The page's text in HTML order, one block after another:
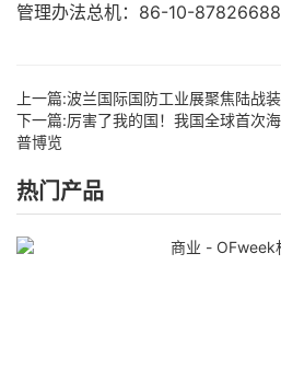
管理办法总机：86-10-87826688
上一篇:波兰国际国防工业展聚焦陆战
下一篇:厉害了我的国！我国全球首次
普博览
热门产品